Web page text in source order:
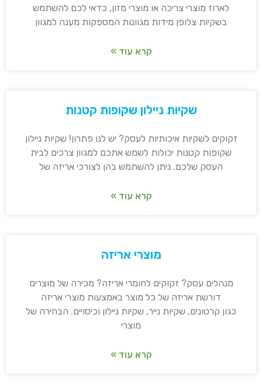
לארוז מוצרי צריכה או מוצרי מזון, כדאי לכם להשתמש
בשקיות צלופן מידות מגוונות המספקות מענה למגוון
קרא עוד »
שקיות ניילון שקופות קטנות
זקוקים לשקיות איכותיות לעסק? יש לנו פתרון! שקיות ניילון
שקופות קטנות יכולות לשמש אתכם למגוון צרכים לבית
העסק שלכם. ניתן להשתמש בהן לצורכי אריזה של
קרא עוד »
מוצרי אריזה
מנהלים עסק? זקוקים לחומרי אריזה? מכירה של מוצרים
דורשת אריזה של כל מוצר באמצעות מוצרי אריזה
כגון קרטונים, שקיות נייר, שקיות ניילון וכיסויים. הבחירה של
מוצרי
קרא עוד »